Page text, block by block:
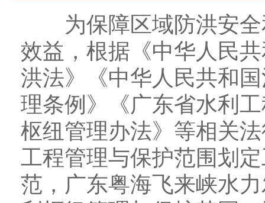
为保障区域防洪安全
效益，根据《中华人民
洪法》《中华人民共和
理条例》《广东省水利
枢纽管理办法》等相关
工程管理与保护范围划
范，广东粤海飞来峡水